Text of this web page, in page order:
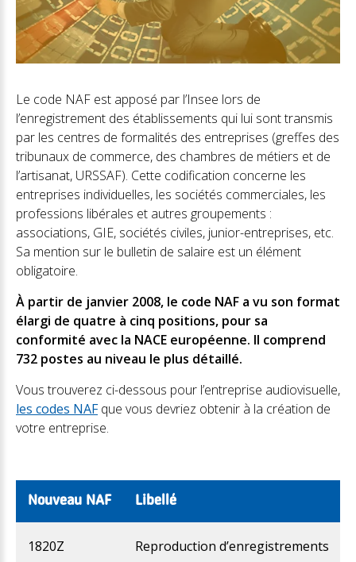
Le code NAF est apposé par l’Insee lors de
l’enregistrement des établissements qui lui sont transmis
par les centres de formalités des entreprises (greffes des
tribunaux de commerce, des chambres de métiers et de
l’artisanat, URSSAF). Cette codification concerne les
entreprises individuelles, les sociétés commerciales, les
professions libérales et autres groupements :
associations, GIE, sociétés civiles, junior-entreprises, etc.
Sa mention sur le bulletin de salaire est un élément
obligatoire.
À partir de janvier 2008, le code NAF a vu son format
élargi de quatre à cinq positions, pour sa
conformité avec la NACE européenne. Il comprend
732 postes au niveau le plus détaillé.
Vous trouverez ci-dessous pour l’entreprise audiovisuelle,
les codes NAFque vous devriez obtenir à la création de
votre entreprise.
Nouveau NAF Libellé
1820Z Reproduction d’enregistrements